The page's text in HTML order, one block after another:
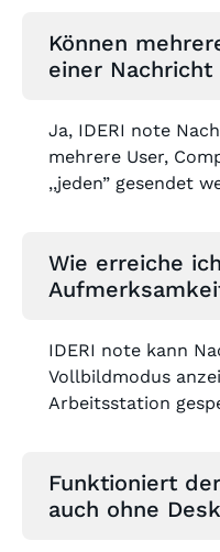
Können
einer
Ja, IDERI note
mehrere User,
,,jeden” gesendet
Wie erreiche
IDERI note kann
Vollbildmodus
Arbeitsstation
Funktioniert
auch ohne